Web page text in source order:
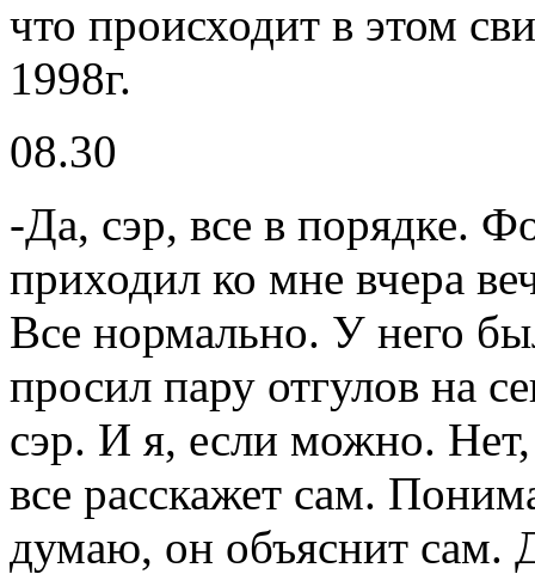
что происходит в этом
1998г.
08.30
-Да, сэр, все в порядке.
приходил ко мне вчера
Все нормально. У него
просил пару отгулов на
сэр. И я, если можно.
все расскажет сам.
думаю, он объяснит сам.